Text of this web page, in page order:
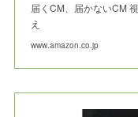
届くCM、届かないCM
え
www.amazon.co.jp